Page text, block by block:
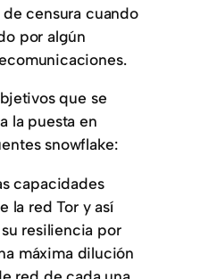
censura cuando
por algún
que se
la puesta en
snowflake:
capacidades
la red Tor y así
resiliencia por
máxima dilución